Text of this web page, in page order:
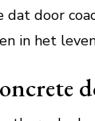
door
in het